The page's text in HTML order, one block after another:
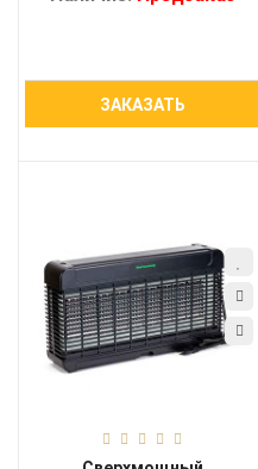
ЗАКАЗАТЬ